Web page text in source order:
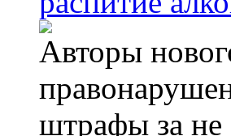
Авторы
штрафы за не